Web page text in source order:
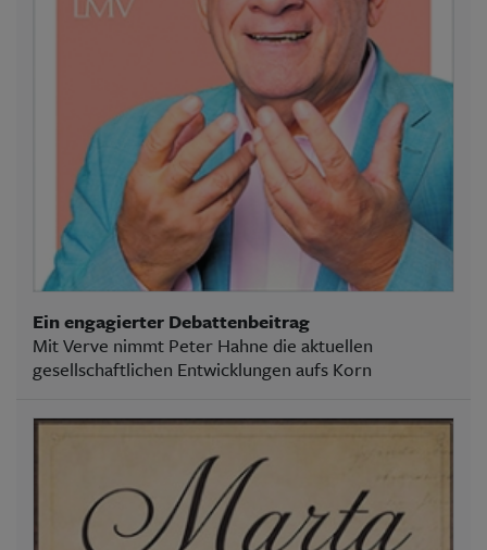
Ein engagierter Debattenbeitrag
Mit Verve nimmt Peter Hahne die aktuellen
gesellschaftlichen Entwicklungen aufs Korn